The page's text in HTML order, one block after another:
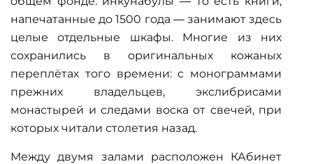
напечатанные до 1500 года — занимают здесь
целые отдельные шкафы. Многие из них
сохранились в оригинальных кожаных
переплётах того времени: с монограммами
прежних владельцев, экслибрисами
монастырей и следами воска от свечей, при
которых читали столетия назад.
Между двумя залами расположен КАбинет